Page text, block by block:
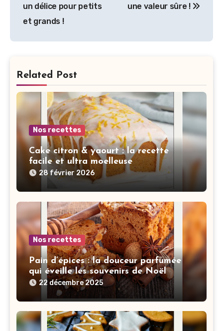
l’article
un délice pour petits
et grands !
une valeur sûre !
Related Post
Nos recettes
Cake citron & yaourt : la recette
facile et ultra moelleuse
28 février 2026
Nos recettes
Pain d’épices : la douceur parfumée
qui éveille les souvenirs de Noël
22 décembre 2025